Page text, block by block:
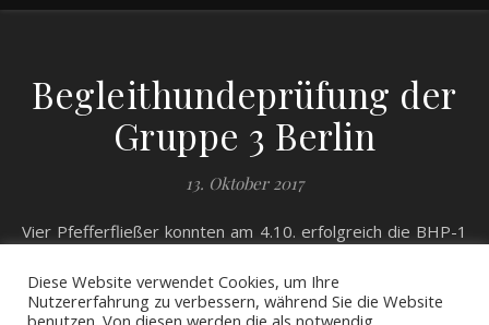
Begleithundeprüfung der
Gruppe 3 Berlin
13. Oktober 2017
Vier Pfefferfließer konnten am 4.10. erfolgreich die BHP-1
(Bertha und Oscars Tochter), Tilly und Bertha (als
Tagessiegerin im 1. Preis). Ich freue mich sehr für die
Diese Website verwendet Cookies, um Ihre
Nutzererfahrung zu verbessern, während Sie die Website
benutzen. Von diesen werden die als notwendig